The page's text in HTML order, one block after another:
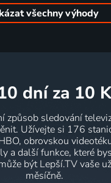
všechny výhody
10 dní za 10
způsob sledování
Užívejte si 176
obrovskou
a další funkce, které
být Lepší.TV vaše
měsíčně.